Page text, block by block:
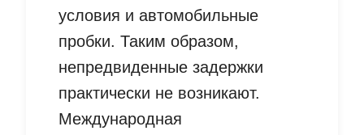
условия и автомобильные
пробки. Таким образом,
непредвиденные задержки
практически не возникают.
Международная